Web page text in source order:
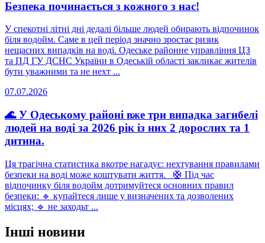
Безпека починається з кожного з нас!
У спекотні літні дні дедалі більше людей обирають відпочинок
біля водойм. Саме в цей період значно зростає ризик
нещасних випадків на воді. Одеське районне управління ЦЗ
та ПД ГУ ДСНС України в Одеській області закликає жителів
бути уважними та не нехт ...
07.07.2026
🌊 У Одеському районі вже три випадка загибелі
людей на воді за 2026 рік із них 2 дорослих та 1
дитина.
Ця трагічна статистика вкотре нагадує: нехтування правилами
безпеки на воді може коштувати життя. 🛟 Під час
відпочинку біля водойм дотримуйтеся основних правил
безпеки: 🔹 купайтеся лише у визначених та дозволених
місцях; 🔹 не заходьт ...
Інші новини